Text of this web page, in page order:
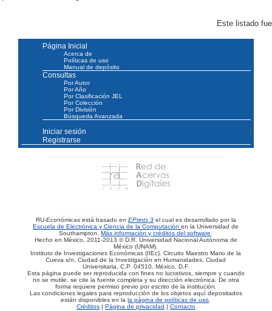
Este listado
Página Inicial
Acerca de
Políticas de uso
Manual de depósito
Consultas
Por Autor
Por Año
Por Clasificación JEL
Por Colección
Por División
Búsqueda Avanzada
Iniciar sesión
Registrarse
RU-Económicas está basado en EPrints 3 el cual es desarrollado por la
Escuela de Electrónica y Ciencia de la Computaciónen la Universidad de
Southampton.Más información y créditos del software.
Hecho en México, 2011-2013 © D.R. Universidad Nacional Autónoma de
México (UNAM).
Instituto de Investigaciones Económicas (IIEc). Circuito Maestro Mario de la
Cueva s/n, Ciudad de la Investigación en Humanidades, Ciudad
Universitaria, C.P. 04510, México, D.F.
Esta página puede ser reproducida con fines no lucrativos, siempre y cuando
no se mutile, se cite la fuente completa y su dirección electrónica. De otra
forma requiere permiso previo por escrito de la institución.
Las condiciones legales para reproducción de los objetos aquí depositados
están disponibles en lala página de políticas de uso.
Créditos| Página de privacidad | Contacto